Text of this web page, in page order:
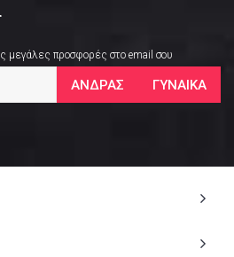
μεγάλες προσφορές στο email σου
ΑΝΔΡΑΣ ΓΥΝΑΙΚΑ